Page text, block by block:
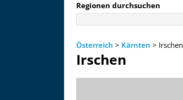
Regionen durchsuchen
Österreich > Kärnten > Irschen
Irschen